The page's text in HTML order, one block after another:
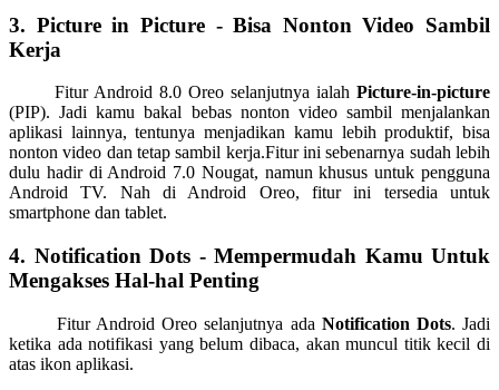
3. Picture in Picture - Bisa Nonton Video Sambil
Kerja
Fitur Android 8.0 Oreo selanjutnya ialah Picture-in-picture
(PIP). Jadi kamu bakal bebas nonton video sambil menjalankan
aplikasi lainnya, tentunya menjadikan kamu lebih produktif, bisa
nonton video dan tetap sambil kerja.Fitur ini sebenarnya sudah lebih
dulu hadir di Android 7.0 Nougat, namun khusus untuk pengguna
Android TV. Nah di Android Oreo, fitur ini tersedia untuk
smartphone dan tablet.
4. Notification Dots - Mempermudah Kamu Untuk
Mengakses Hal-hal Penting
Fitur Android Oreo selanjutnya ada Notification Dots. Jadi
ketika ada notifikasi yang belum dibaca, akan muncul titik kecil di
atas ikon aplikasi.